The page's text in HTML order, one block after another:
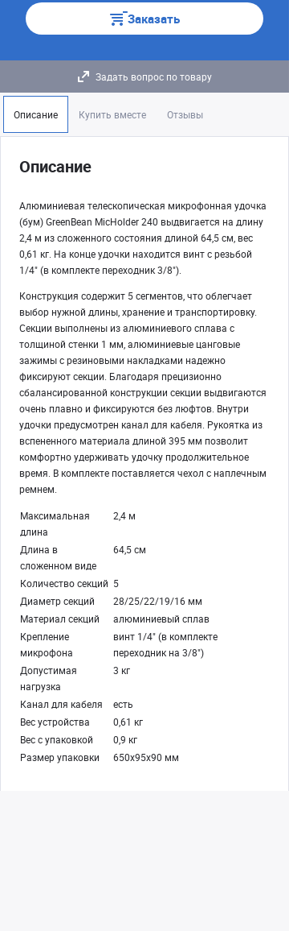
Заказать
Задать вопрос по товару
Описание Купить вместе Отзывы
Описание
Алюминиевая телескопическая микрофонная удочка
(бум) GreenBean MicHolder 240 выдвигается на длину
2,4 м из сложенного состояния длиной 64,5 см, вес
0,61 кг. На конце удочки находится винт с резьбой
1/4" (в комплекте переходник 3/8").
Конструкция содержит 5 сегментов, что облегчает
выбор нужной длины, хранение и транспортировку.
Секции выполнены из алюминиевого сплава с
толщиной стенки 1 мм, алюминиевые цанговые
зажимы с резиновыми накладками надежно
фиксируют секции. Благодаря прецизионно
сбалансированной конструкции секции выдвигаются
очень плавно и фиксируются без люфтов. Внутри
удочки предусмотрен канал для кабеля. Рукоятка из
вспененного материала длиной 395 мм позволит
комфортно удерживать удочку продолжительное
время. В комплекте поставляется чехол с наплечным
ремнем.
Максимальная
длина
2,4 м
Длина в
сложенном виде
64,5 см
Количество секций 5
Диаметр секций
28/25/22/19/16 мм
Материал секций
алюминиевый сплав
Крепление
микрофона
винт 1/4" (в комплекте
переходник на 3/8")
Допустимая
нагрузка
3 кг
Канал для кабеля
есть
Вес устройства
0,61 кг
Вес с упаковкой
0,9 кг
Размер упаковки
650х95х90 мм